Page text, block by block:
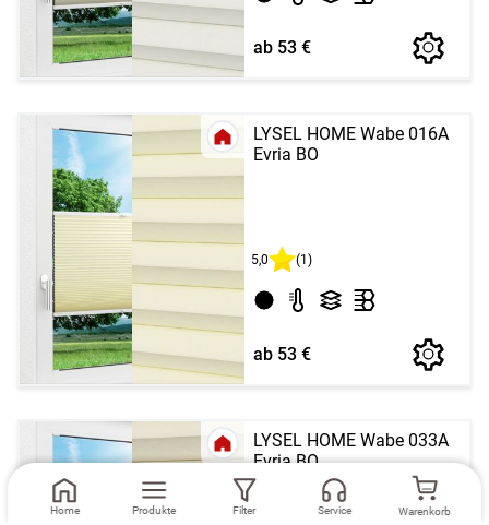
ab 53 €
LYSEL HOME Wabe 016A
Evria BO
5,0 (1)
ab 53 €
LYSEL HOME Wabe 033A
Evria BO
Home Produkte Filter Service Warenkorb